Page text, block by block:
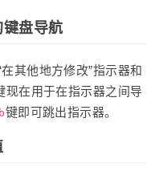
盘导航
其他地方修改”指示器和
现在用于在指示器之间导
键即可跳出指示器。